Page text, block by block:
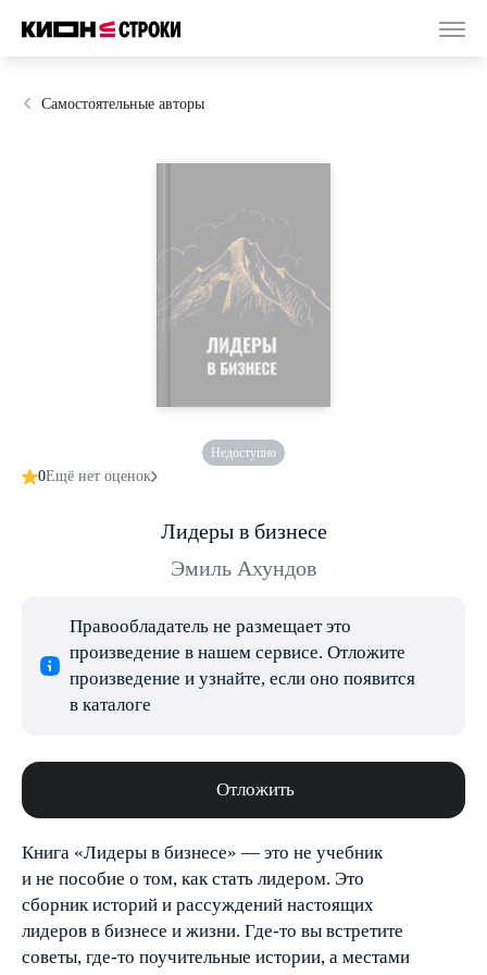
Самостоятельные авторы
Недоступно
0Ещё нет оценок
Лидеры в бизнесе
Эмиль Ахундов
Правообладатель не размещает это
произведение в нашем сервисе. Отложите
произведение и узнайте, если оно появится
в каталоге
Отложить
Книга «Лидеры в бизнесе» — это не учебник
и не пособие о том, как стать лидером. Это
сборник историй и рассуждений настоящих
лидеров в бизнесе и жизни. Где-то вы встретите
советы, где-то поучительные истории, а местами